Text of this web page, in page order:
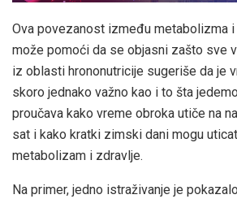
Ova povezanost između metabolizma
može pomoći da se objasni zašto sve
iz oblasti hrononutricije sugeriše da je
skoro jednako važno kao i to šta
proučava kako vreme obroka utiče na
sat i kako kratki zimski dani mogu
metabolizam i zdravlje.
Na primer, jedno istraživanje je